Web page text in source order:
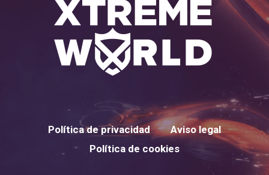
Política de privacidad
Aviso legal
Política de cookies